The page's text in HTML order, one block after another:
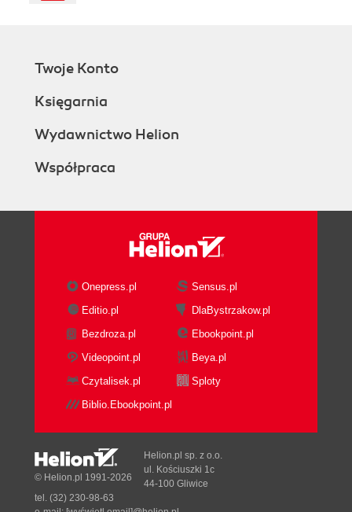
Twoje Konto
Księgarnia
Wydawnictwo Helion
Współpraca
Onepress.pl
Sensus.pl
Editio.pl
DlaBystrzakow.pl
Bezdroza.pl
Ebookpoint.pl
Videopoint.pl
Beya.pl
Czytalisek.pl
Sploty
Biblio.Ebookpoint.pl
© Helion.pl 1991-2026
Helion.pl sp. z o.o.
ul. Kościuszki 1c
44-100 Gliwice
tel. (32) 230-98-63